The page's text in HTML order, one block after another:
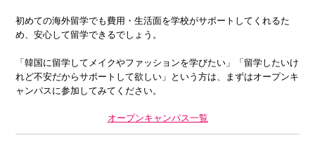
初めての海外留学でも費用・生活面を学校がサポートしてくれるた
め、安心して留学できるでしょう。
「韓国に留学してメイクやファッションを学びたい」「留学したいけ
れど不安だからサポートして欲しい」という方は、まずはオープンキ
ャンパスに参加してみてください。
オープンキャンパス一覧